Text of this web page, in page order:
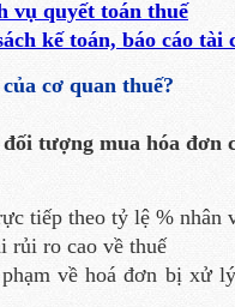
vụ quyết toán thuế
kế toán, báo cáo tài
cơ quan thuế?
đối tượng mua hóa đơn
tiếp theo tỷ lệ % nhân
rủi ro cao về thuế
về hoá đơn bị xử